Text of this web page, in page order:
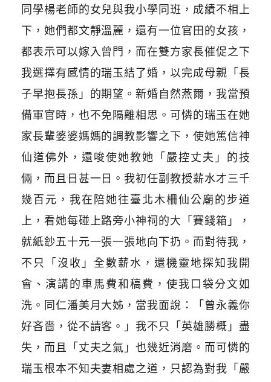
同學楊老師的女兒與我小學同班，成績不相上
下，她們都文靜溫麗，還有一位官田的女孩，
都表示可以嫁入曾門，而在雙方家長催促之下
我選擇有感情的瑞玉結了婚，以完成母親「長
子早抱長孫」的期望。新婚自然燕爾，我當預
備軍官時，也不免隔離相思。可憐的瑞玉在她
家長輩婆婆媽媽的調教影響之下，使她篤信神
仙道佛外，還唆使她教她「嚴控丈夫」的技
倆，而且日甚一日。我初任副教授薪水才三千
幾百元，我在陪她往臺北木柵仙公廟的步道
上，看她每碰上路旁小神祠的大「賽錢箱」，
就紙鈔五十元一張一張地向下扔。而對待我，
不只「沒收」全數薪水，還機靈地探知我開
會、演講的車馬費和稿費，使我口袋分文如
洗。同仁潘美月大姊，當我面說：「曾永義你
好吝嗇，從不請客。」我不只「英雄勝概」盡
失，而且「丈夫之氣」也幾近消磨。而可憐的
瑞玉根本不知夫妻相處之道，只認為對我「嚴